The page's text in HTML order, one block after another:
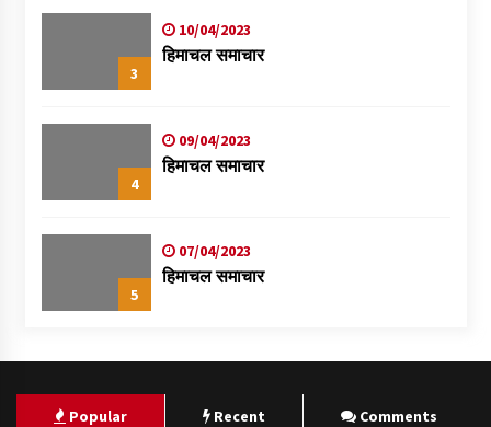
3
10/04/2023
हिमाचल समाचार
4
09/04/2023
हिमाचल समाचार
5
07/04/2023
हिमाचल समाचार
Popular Recent Comments